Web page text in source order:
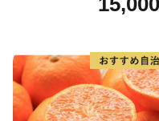
★ABCテレビのニュー
されました！
👉和歌山県串本町の「
👉「竹皮包みようかん